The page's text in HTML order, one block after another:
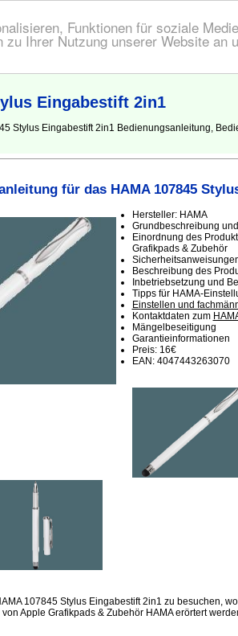
Funktionen für soziale
Ihrer Nutzung unserer Website an
Eingabestift 2in1
Stylus Eingabestift 2in1 Bedienungsanleitung,
für das HAMA 107845
Hersteller: HAMA
Grundbeschreibung
Einordnung des
Grafikpads & Zubehör
Beschreibung des
Inbetriebsetzung und
Tipps für HAMA-
Einstellen und
Kontaktdaten zum
Mängelbeseitigung
Garantieinformationen
Preis: 16€
EAN: 4047443263070
107845 Stylus Eingabestift 2in1 zu besuchen,
Apple Grafikpads & Zubehör HAMA erörtert